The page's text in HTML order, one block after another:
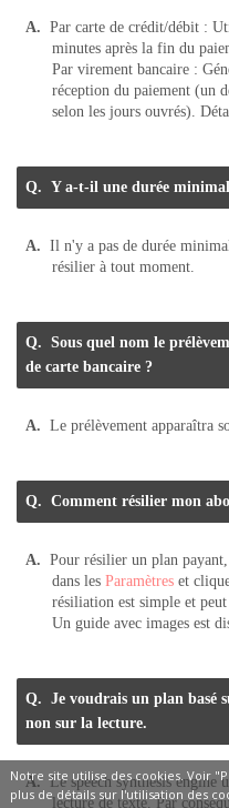
Par carte de crédit/débit :
minutes après la fin du
Par virement bancaire :
réception du paiement (un
selon les jours ouvrés).
Y a-t-il une durée
Il n'y a pas de durée
résilier à tout moment.
Sous quel nom le
de carte bancaire ?
Le prélèvement apparaîtra
Comment résilier mon
Pour résilier un plan
dans les Paramètres et
résiliation est simple et
Un guide avec images est
Je voudrais un plan basé
non sur la lecture.
Le speech synthesis engine
lecture de texte. Par
Notre site utilise des cookies. Voir
plus de détails sur l'utilisation des